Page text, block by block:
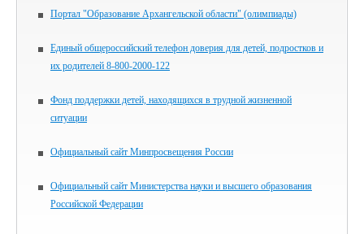
Портал "Образование Архангельской области" (олимпиады)
Единый общероссийский телефон доверия для детей, подростков и
их родителей 8-800-2000-122
Фонд поддержки детей, находящихся в трудной жизненной
ситуации
Официальный сайт Минпросвещения России
Официальный сайт Министерства науки и высшего образования
Российской Федерации